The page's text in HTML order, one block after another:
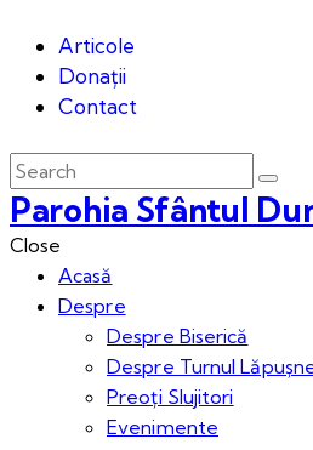
Articole
Donații
Contact
Parohia Sfântul
Close
Acasă
Despre
Despre Biserică
Despre Turnul
Preoți Slujitori
Evenimente